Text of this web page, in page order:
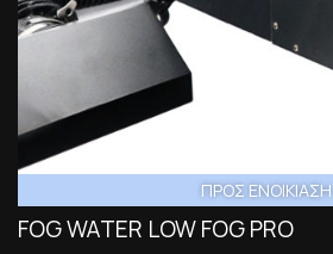
ΠΡΟΣ ΕΝΟΙΚΙΑΣΗ
FOG WATER LOW FOG PRO